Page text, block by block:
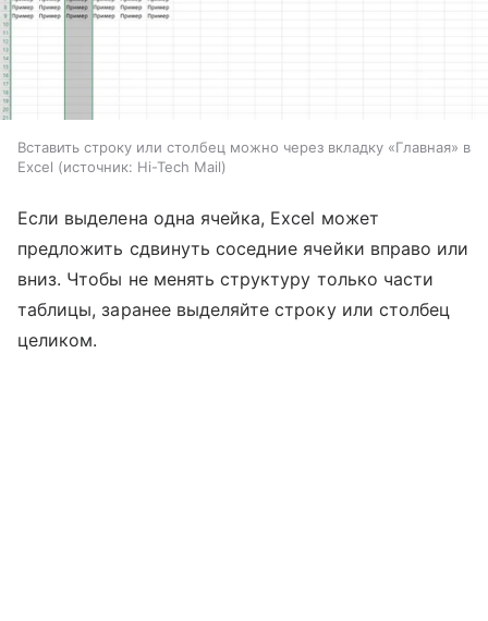
Вставить строку или столбец можно через вкладку «Главная» в
Excel
источник: Hi-Tech Mail
Если выделена одна ячейка, Excel может
предложить сдвинуть соседние ячейки вправо или
вниз. Чтобы не менять структуру только части
таблицы, заранее выделяйте строку или столбец
целиком.